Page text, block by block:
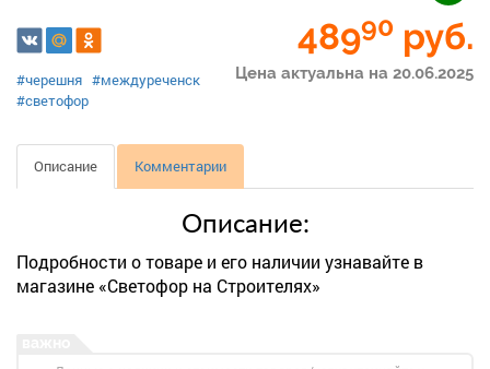
48990 руб.
Цена актуальна на 20.06.2025
#черешня #междуреченск
#светофор
Описание Комментарии
Описание:
Подробности о товаре и его наличии узнавайте в
магазине «Светофор на Строителях»